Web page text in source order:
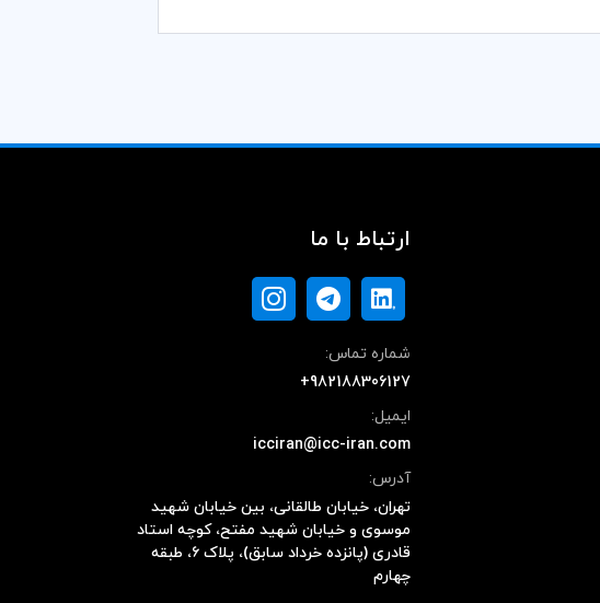
ارتباط با ما
شماره تماس:
+982188306127
ایمیل:
icciran@icc-iran.com
آدرس:
تهران، خیابان طالقانی، بین خیابان شهید
موسوی و خیابان شهید مفتح، کوچه استاد
قادری (پانزده خرداد سابق)، پلاک ۶، طبقه
چهارم